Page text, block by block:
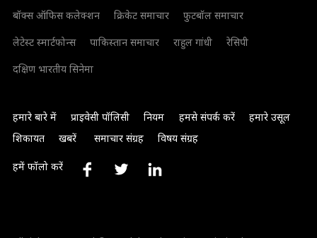
बॉक्स ऑफिस कलेक्शन
क्रिकेट समाचार
फुटबॉल समाचार
लेटेस्ट स्मार्टफोन्स
पाकिस्तान समाचार राहुल गांधी
रेसिपी
दक्षिण भारतीय सिनेमा
हमारे बारे में प्राइवेसी पॉलिसी नियम हमसे संपर्क करें
हमारे उसूल
शिकायत
खबरें समाचार संग्रह विषय संग्रह
हमें फॉलो करें